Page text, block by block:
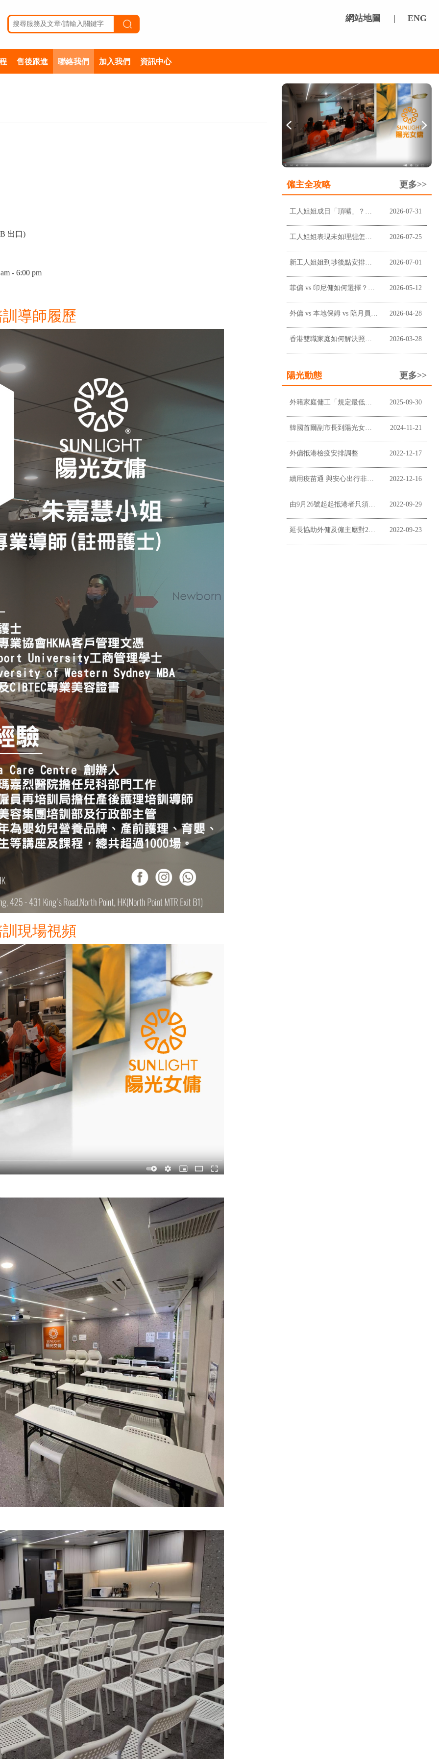
網站地圖 | ENG
售後跟進 聯絡我們 加入我們 資訊中心
出口)
- 6:00 pm
導師履歷
現場視頻
僱主全攻略 更多>>
工人姐姐成日「頂嘴」？先分清楚聽唔明，定係挑戰家規 2026-07-31
工人姐姐表現未如理想怎麼辦？僱主溝通、改善及終止合約前懶人包 2026-07-25
新工人姐姐到埗後點安排？新手僱主工作分配懶人包 2026-07-01
菲傭 vs 印尼傭如何選擇？香港僱主常見考慮因素 2026-05-12
外傭 vs 本地保姆 vs 陪月員：香港家庭應如何選擇？ 2026-04-28
香港雙職家庭如何解決照顧問題？請外傭是否最適合？ 2026-03-28
陽光動態 更多>>
外籍家庭傭工「規定最低工資」上調至$5,100及膳食津貼維持不變 2025-09-30
韓國首爾副市長到陽光女傭中心進行企業拜訪 2024-11-21
外傭抵港檢疫安排調整 2022-12-17
續用疫苗通 與安心出行非掛鉤 2022-12-16
由9月26號起起抵港者只須居家監察三日 2022-09-29
延長協助外傭及僱主應對2019冠狀病毒病疫情 2022-09-23